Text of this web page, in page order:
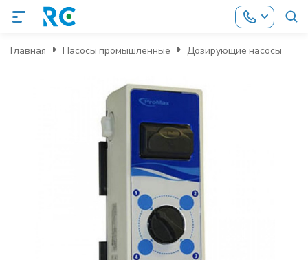
Главная Насосы промышленные Дозирующие насосы